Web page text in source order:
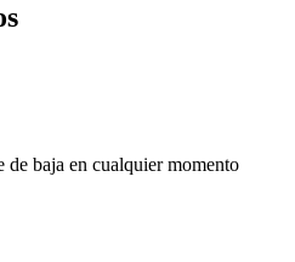
de baja en cualquier momento